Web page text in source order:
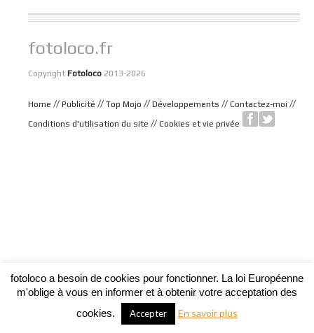
fotoloco.fr
Copyright Fotoloco 2013-2026
Home // Publicité // Top Mojo // Développements // Contactez-moi //
Conditions d'utilisation du site // Cookies et vie privée
fotoloco a besoin de cookies pour fonctionner. La loi Européenne
m'oblige à vous en informer et à obtenir votre acceptation des
cookies.
Accepter En savoir plus